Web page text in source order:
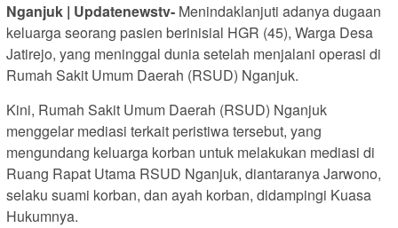
Nganjuk | Updatenewstv- Menindaklanjuti adanya dugaan
keluarga seorang pasien berinisial HGR (45), Warga Desa
Jatirejo, yang meninggal dunia setelah menjalani operasi di
Rumah Sakit Umum Daerah (RSUD) Nganjuk.
Kini, Rumah Sakit Umum Daerah (RSUD) Nganjuk
menggelar mediasi terkait peristiwa tersebut, yang
mengundang keluarga korban untuk melakukan mediasi di
Ruang Rapat Utama RSUD Nganjuk, diantaranya Jarwono,
selaku suami korban, dan ayah korban, didampingi Kuasa
Hukumnya.